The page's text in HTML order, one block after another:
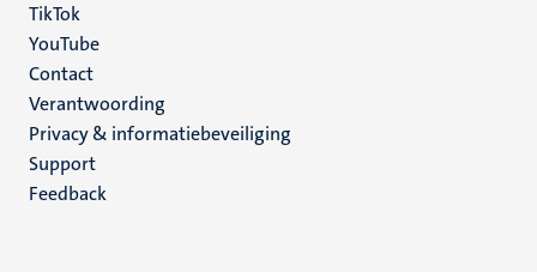
TikTok
YouTube
Menu
footer
(NL)
Contact
Verantwoording
Privacy & informatiebeveiliging
Support
Feedback